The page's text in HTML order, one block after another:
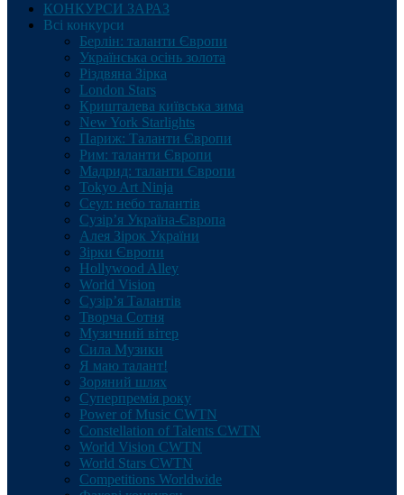
КОНКУРСИ ЗАРАЗ
Всі конкурси
Берлін: таланти Європи
Українська осінь золота
Різдвяна Зірка
London Stars
Кришталева київська зима
New York Starlights
Париж: Таланти Європи
Рим: таланти Європи
Мадрид: таланти Європи
Tokyo Art Ninja
Сеул: небо талантів
Сузір’я Україна-Європа
Алея Зірок України
Зірки Європи
Hollywood Alley
World Vision
Сузір’я Талантів
Творча Сотня
Музичний вітер
Сила Музики
Я маю талант!
Зоряний шлях
Суперпремія року
Power of Music CWTN
Constellation of Talents CWTN
World Vision CWTN
World Stars CWTN
Competitions Worldwide